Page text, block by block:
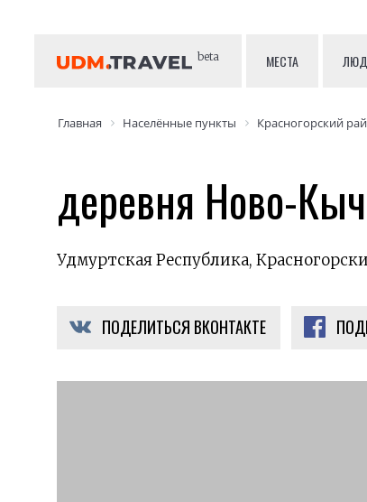
beta МЕСТА
Главная Населённые пункты Красногорский
деревня Ново-
Удмуртская Республика,
ПОДЕЛИТЬСЯ ВКОНТАКТЕ